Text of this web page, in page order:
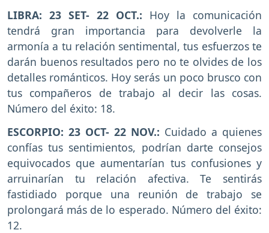
LIBRA: 23 SET- 22 OCT.: Hoy la comunicación
tendrá gran importancia para devolverle la
armonía a tu relación sentimental, tus esfuerzos te
darán buenos resultados pero no te olvides de los
detalles románticos. Hoy serás un poco brusco con
tus compañeros de trabajo al decir las cosas.
Número del éxito: 18.
ESCORPIO: 23 OCT- 22 NOV.: Cuidado a quienes
confías tus sentimientos, podrían darte consejos
equivocados que aumentarían tus confusiones y
arruinarían tu relación afectiva. Te sentirás
fastidiado porque una reunión de trabajo se
prolongará más de lo esperado. Número del éxito:
12.